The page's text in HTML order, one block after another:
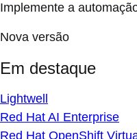
Implemente a
Nova versão
Em destaque
Lightwell
Red Hat AI Enterprise
Red Hat OpenShift